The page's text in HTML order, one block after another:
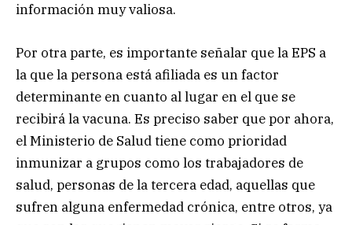
información muy valiosa.
Por otra parte, es importante señalar que la EPS a
la que la persona está afiliada es un factor
determinante en cuanto al lugar en el que se
recibirá la vacuna. Es preciso saber que por ahora,
el Ministerio de Salud tiene como prioridad
inmunizar a grupos como los trabajadores de
salud, personas de la tercera edad, aquellas que
sufren alguna enfermedad crónica, entre otros, ya